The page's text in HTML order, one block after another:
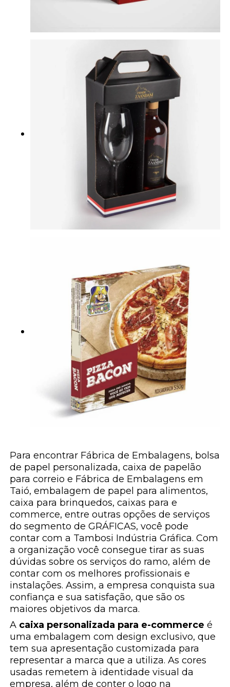
Para encontrar Fábrica de Embalagens, bolsa
de papel personalizada, caixa de papelão
para correio e Fábrica de Embalagens em
Taió, embalagem de papel para alimentos,
caixa para brinquedos, caixas para e
commerce, entre outras opções de serviços
do segmento de GRÁFICAS, você pode
contar com a Tambosi Indústria Gráfica. Com
a organização você consegue tirar as suas
dúvidas sobre os serviços do ramo, além de
contar com os melhores profissionais e
instalações. Assim, a empresa conquista sua
confiança e sua satisfação, que são os
maiores objetivos da marca.
A caixa personalizada para e-commerce é
uma embalagem com design exclusivo, que
tem sua apresentação customizada para
representar a marca que a utiliza. As cores
usadas remetem à identidade visual da
empresa, além de conter o logo na